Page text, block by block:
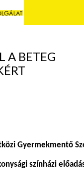
A BETEG
Gyermekmentő
színházi